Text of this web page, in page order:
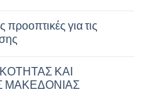
για τις
ΚΑΙ
ΜΑΚΕΔΟΝΙΑΣ